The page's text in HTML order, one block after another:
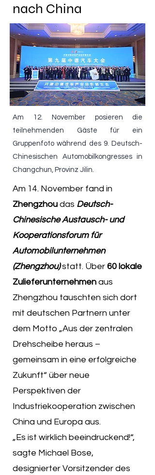
nach China
Am 12. November posieren die
teilnehmenden Gäste für ein
Gruppenfoto während des 9. Deutsch-
Chinesischen Automobilkongresses in
Changchun, Provinz Jilin.
Am 14. November fand in
Zhengzhou das Deutsch-
Chinesische Austausch- und
Kooperationsforum für
Automobilunternehmen
(Zhengzhou) statt. Über 60 lokale
Zulieferunternehmen aus
Zhengzhou tauschten sich dort
mit deutschen Partnern unter
dem Motto „Aus der zentralen
Drehscheibe heraus –
gemeinsam in eine erfolgreiche
Zukunft“ über neue
Perspektiven der
Industriekooperation zwischen
China und Europa aus.
„Es ist wirklich beeindruckend!“,
sagte Michael Bose,
designierter Vorsitzender des